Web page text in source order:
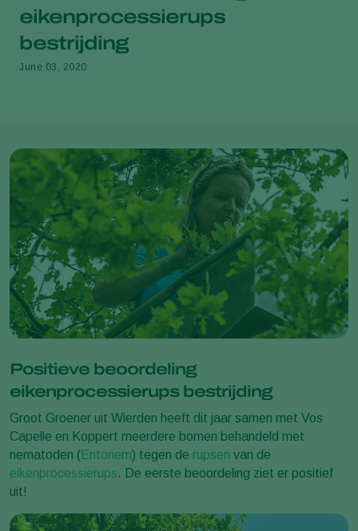
eikenprocessierups
bestrijding
June 03, 2020
Positieve beoordeling
eikenprocessierups bestrijding
Groot Groener uit Wierden heeft dit jaar samen met Vos
Capelle en Koppert meerdere bomen behandeld met
nematoden (Entonem) tegen de rupsen van de
eikenprocessierups. De eerste beoordeling ziet er positief
uit!